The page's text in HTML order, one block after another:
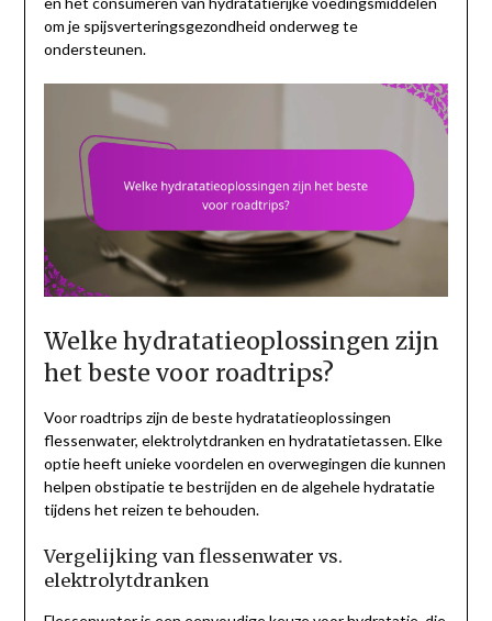
om je spijsverteringsgezondheid onderweg te
ondersteunen.
Welke hydratatieoplossingen zijn
het beste voor roadtrips?
Voor roadtrips zijn de beste hydratatieoplossingen
flessenwater, elektrolytdranken en hydratatietassen. Elke
optie heeft unieke voordelen en overwegingen die kunnen
helpen obstipatie te bestrijden en de algehele hydratatie
tijdens het reizen te behouden.
Vergelijking van flessenwater vs.
elektrolytdranken